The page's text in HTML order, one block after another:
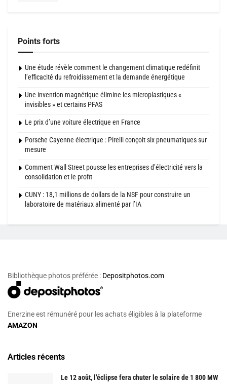
Points forts
Une étude révèle comment le changement climatique redéfinit
l’efficacité du refroidissement et la demande énergétique
Une invention magnétique élimine les microplastiques «
invisibles » et certains PFAS
Le prix d’une voiture électrique en France
Porsche Cayenne électrique : Pirelli conçoit six pneumatiques sur
mesure
Comment Wall Street pousse les entreprises d’électricité vers la
consolidation et le profit
CUNY : 18,1 millions de dollars de la NSF pour construire un
laboratoire de matériaux alimenté par l’IA
Bibliothèque photos préférée : Depositphotos.com
Enerzine est rémunéré pour les achats éligibles à la plateforme
AMAZON
Articles récents
Le 12 août, l’éclipse fera chuter le solaire de 1 800 MW